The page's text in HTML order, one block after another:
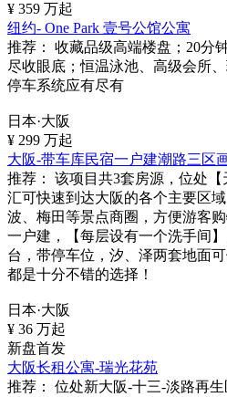
¥ 359 万起
纽约- One Park 壹号公馆公寓
推荐：
收藏品级高端楼盘；20分
尽收眼底；恒温泳池、高级会所
停车系统应有尽有
日本·大阪
¥ 299 万起
大阪-带车库民宿一户建潮路三区
推荐：
该项目共3套房源，位处
汇可快速到达大阪的各个主要区
波、梅田等景点商圈，方便游客
一户建，【每层设有一个洗手间
台，带停车位，汐、泽两套地面
都是十分不错的选择！
日本·大阪
¥ 36 万起
新盘首发
大阪长租公寓-瑞光花苑
推荐：
位处新大阪-十三-淡路再